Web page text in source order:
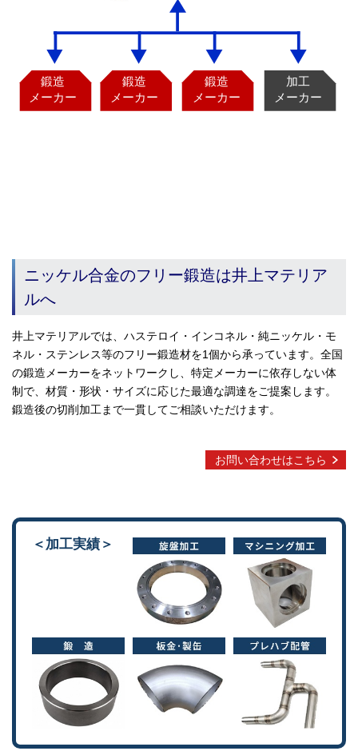
ニッケル合金のフリー鍛造は井上マテリア
ルへ
井上マテリアルでは、ハステロイ・インコネル・純ニッケル・モ
ネル・ステンレス等のフリー鍛造材を1個から承っています。全国
の鍛造メーカーをネットワークし、特定メーカーに依存しない体
制で、材質・形状・サイズに応じた最適な調達をご提案します。
鍛造後の切削加工まで一貫してご相談いただけます。
お問い合わせはこちら
＜加工実績＞